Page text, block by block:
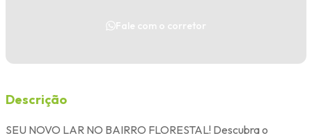
Fale com o corretor
Descrição
SEU NOVO LAR NO BAIRRO FLORESTAL! Descubra o